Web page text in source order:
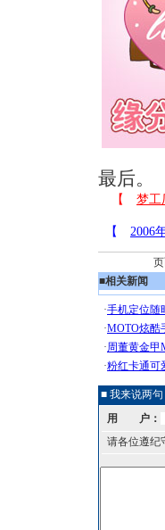
最后。
■相关新闻
■ 我来说两句
用 户：
请各位遵纪